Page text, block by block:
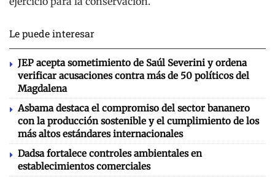
Le puede interesar
JEP acepta sometimiento de Saúl Severini y ordena
verificar acusaciones contra más de 50 políticos del
Magdalena
Asbama destaca el compromiso del sector bananero
con la producción sostenible y el cumplimiento de los
más altos estándares internacionales
Dadsa fortalece controles ambientales en
establecimientos comerciales